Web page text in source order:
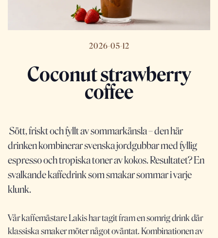
2026-05-12
Coconut strawberry
coffee
Sött, friskt och fyllt av sommarkänsla – den här
drinken kombinerar svenska jordgubbar med fyllig
espresso och tropiska toner av kokos. Resultatet? En
svalkande kaffedrink som smakar sommar i varje
klunk.
Vår kaffemästareLakishar tagit fram en somrig drink där
klassiska smaker möter något oväntat. Kombinationen av